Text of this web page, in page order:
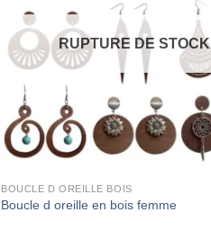
RUPTURE DE STOCK
BOUCLE D OREILLE BOIS
Boucle d oreille en bois femme